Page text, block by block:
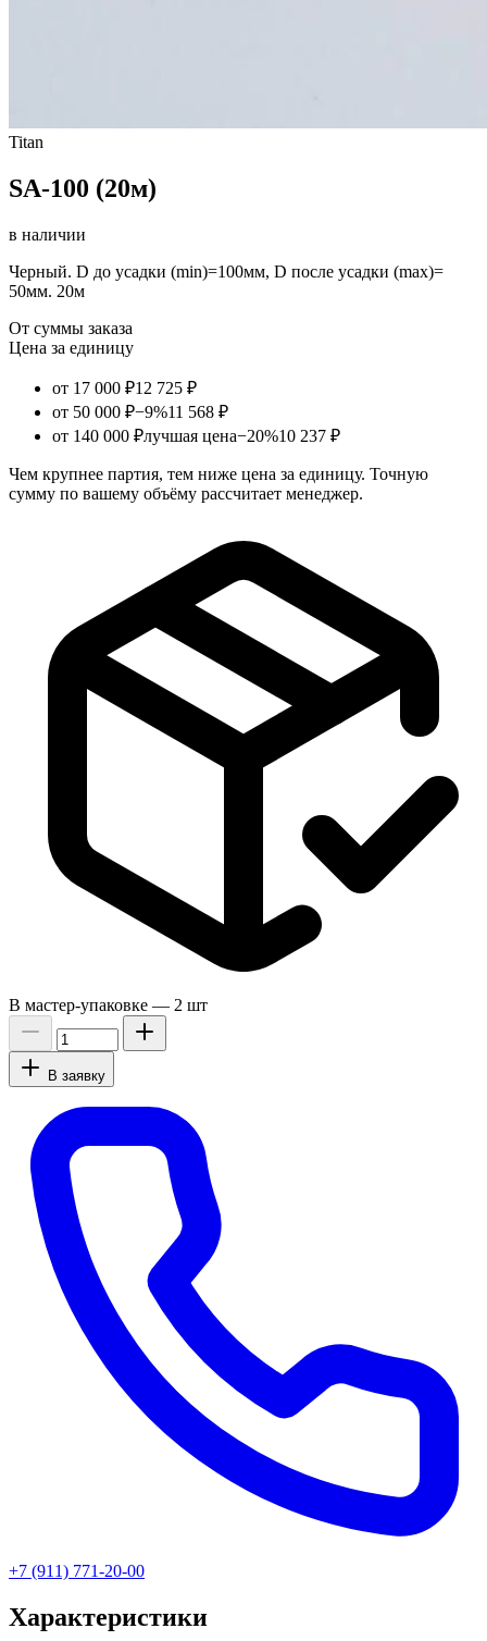
Titan
SA-100 (20м)
в наличии
Черный. D до усадки (min)=100мм, D после усадки (max)=
50мм. 20м
От суммы заказа
Цена за единицу
от 17 000 ₽12 725 ₽
от 50 000 ₽−9%11 568 ₽
от 140 000 ₽лучшая цена−20%10 237 ₽
Чем крупнее партия, тем ниже цена за единицу. Точную
сумму по вашему объёму рассчитает менеджер.
В мастер-упаковке — 2 шт
В заявку
+7 (911) 771-20-00
Характеристики